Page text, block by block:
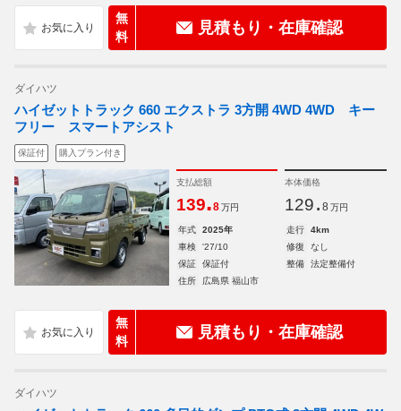
無
料
見積もり・在庫確認
ダイハツ
ハイゼットトラック 660 エクストラ 3方開 4WD 4WD キー
フリー スマートアシスト
保証付 購入プラン付き
支払総額
139.8 万円
本体価格
129. 8 万円
年式 2025年 走行
4km
車検
'27/10 修復
なし
保証
保証付 整備
法定整備付
住所
広島県 福山市
無
料
見積もり・在庫確認
ダイハツ